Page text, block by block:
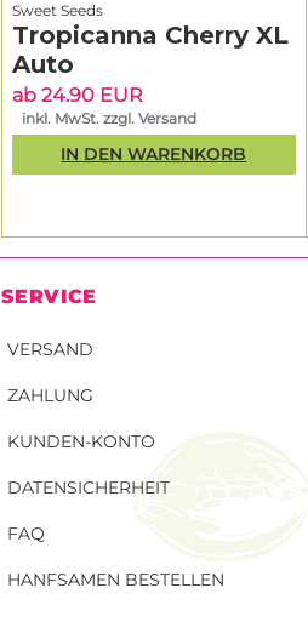
Sweet Seeds
Tropicanna Cherry XL
Auto
ab 24.90 EUR
inkl. MwSt. zzgl. Versand
IN DEN WARENKORB
SERVICE
VERSAND
ZAHLUNG
KUNDEN-KONTO
DATENSICHERHEIT
FAQ
HANFSAMEN BESTELLEN